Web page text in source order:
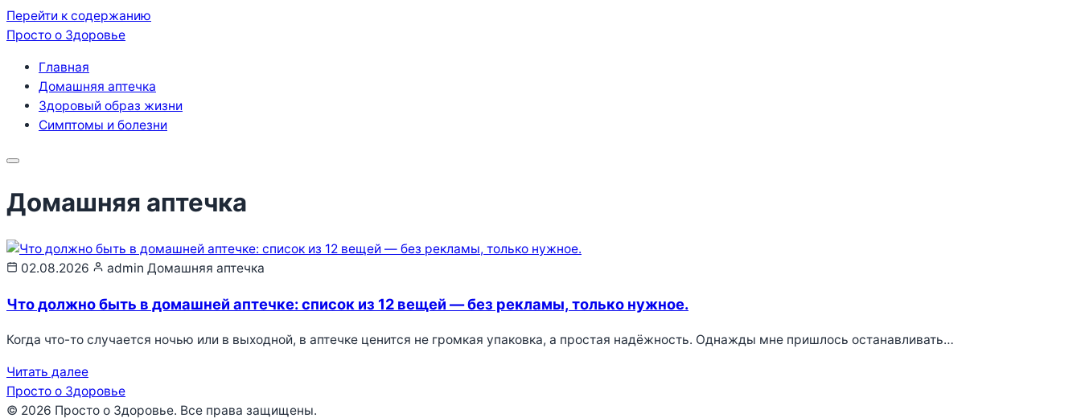
Перейти к содержанию
Просто о Здоровье
Главная
Домашняя аптечка
Здоровый образ жизни
Симптомы и болезни
Меню
Домашняя аптечка
02.08.2026 admin Домашняя аптечка
Что должно быть в домашней аптечке: список из 12 вещей — без рекламы, только нужное.
Когда что-то случается ночью или в выходной, в аптечке ценится не громкая упаковка, а простая надёжность. Однажды мне пришлось останавливать…
Читать далее
Просто о Здоровье
© 2026 Просто о Здоровье. Все права защищены.